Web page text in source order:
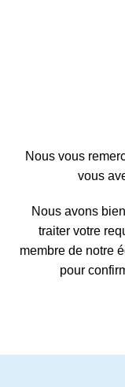
Nous vous
vous
Nous avons
traiter votre
membre de notre
pour